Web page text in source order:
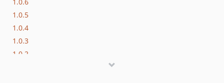
1.0.5
1.0.4
1.0.3
1.0.2